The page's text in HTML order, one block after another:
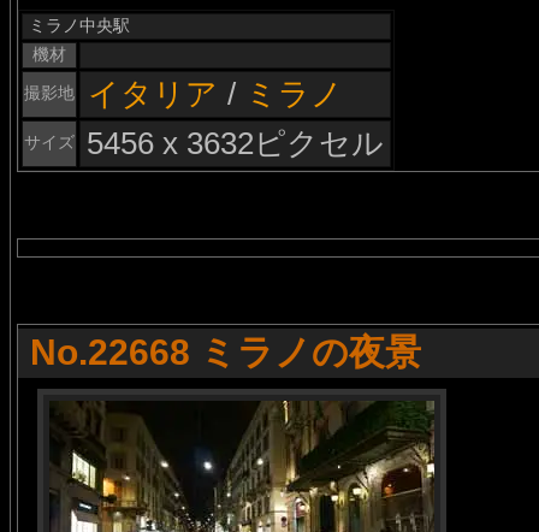
ミラノ中央駅
機材
撮影地
イタリア / ミラノ
サイズ 5456 x 3632ピクセル
No.22668 ミラノの夜景